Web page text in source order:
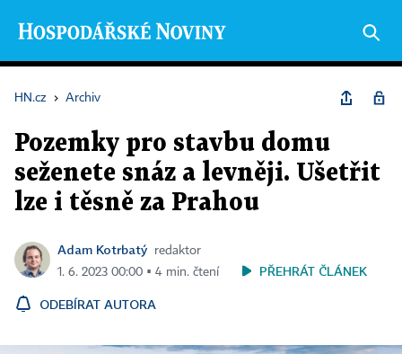
HN.cz › Archiv
Pozemky pro stavbu domu
seženete snáz a levněji. Ušetřit
lze i těsně za Prahou
Adam Kotrbatý
redaktor
1. 6. 2023 00:00 ▪ 4 min. čtení
PŘEHRÁT ČLÁNEK
ODEBÍRAT AUTORA